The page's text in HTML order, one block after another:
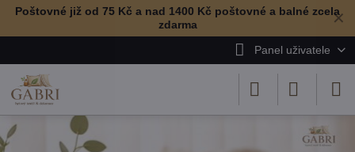
✕
Poštovné již od 75 Kč a nad 1400 Kč poštovné a balné zcela
zdarma
Panel uživatele